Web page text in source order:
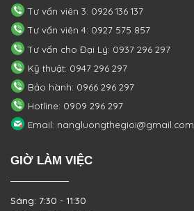
Tư vấn viên 3: 0926 136 137
Tư vấn viên 4: 0927 575 857
Tư vấn cho Đại Lý: 0937 296 297
Kỹ thuật: 0947 296 297
Bảo hành: 0966 296 297
Hotline: 0909 296 297
Email: nangluongthegioi@gmail.com
GIỜ LÀM VIỆC
Sáng: 7:30 - 11:30